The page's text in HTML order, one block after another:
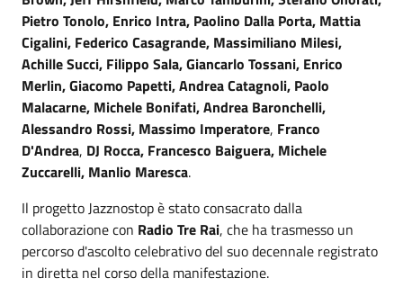
Pietro Tonolo, Enrico Intra, Paolino Dalla Porta, Mattia
Cigalini, Federico Casagrande, Massimiliano Milesi,
Achille Succi, Filippo Sala, Giancarlo Tossani, Enrico
Merlin, Giacomo Papetti, Andrea Catagnoli, Paolo
Malacarne, Michele Bonifati, Andrea Baronchelli,
Alessandro Rossi, Massimo Imperatore, Franco
D'Andrea, DJ Rocca, Francesco Baiguera, Michele
Zuccarelli, Manlio Maresca.
Il progetto Jazznostop è stato consacrato dalla
collaborazione con Radio Tre Rai, che ha trasmesso un
percorso d'ascolto celebrativo del suo decennale registrato
in diretta nel corso della manifestazione.